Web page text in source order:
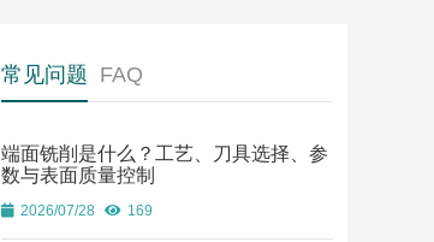
常见问题 FAQ
端面铣削是什么？工艺、刀具选择、参
数与表面质量控制
2026/07/28 169